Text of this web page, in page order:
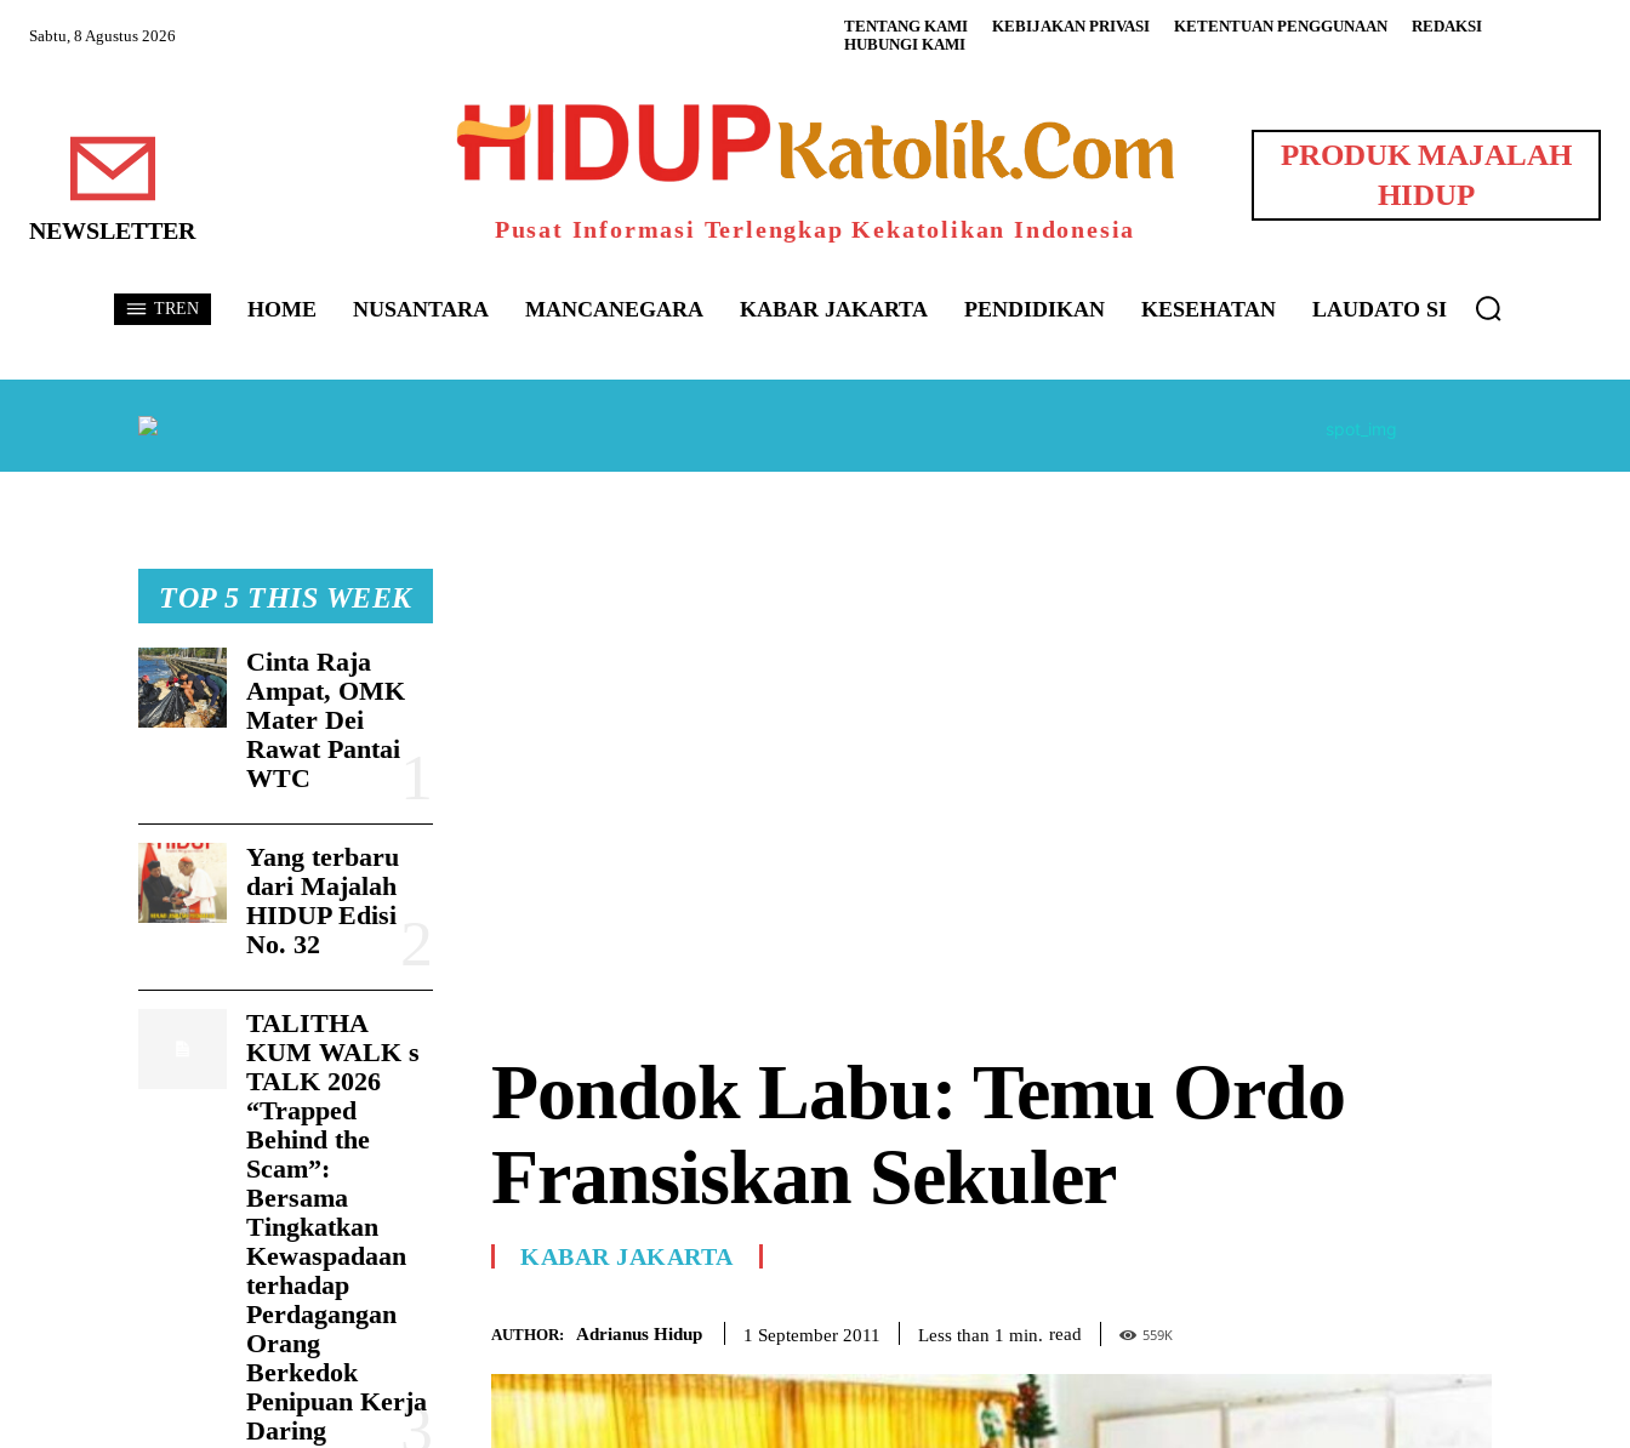
Sabtu, 8 Agustus 2026 TENTANG KAMI KEBIJAKAN PRIVASI KETENTUAN PENGGUNAAN
REDAKSI
HUBUNGI KAMI
NEWSLETTER Pusat Informasi Terlengkap Kekatolikan Indonesia
PRODUK MAJALAH
HIDUP
TREN HOME NUSANTARA MANCANEGARA KABAR JAKARTA PENDIDIKAN KESEHATAN LAUDATO SI
TOP 5 THIS WEEK
Cinta Raja
Ampat, OMK
Mater Dei
Rawat Pantai
WTC
Yang terbaru
dari Majalah
HIDUP Edisi
No. 32
TALITHA
KUM WALK s
TALK 2026
“Trapped
Behind the
Scam”:
Bersama
Tingkatkan
Kewaspadaan
terhadap
Perdagangan
Orang
Berkedok
Penipuan Kerja
Daring
Pondok Labu: Temu Ordo
Fransiskan Sekuler
KABAR JAKARTA
AUTHOR: Adrianus Hidup 1 September 2011 Less than 1 min. read 559K